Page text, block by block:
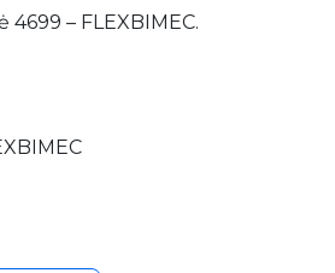
– FLEXBIMEC.